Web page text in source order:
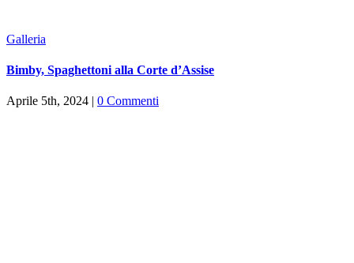
Galleria
Bimby, Spaghettoni alla Corte d’Assise
Aprile 5th, 2024 | 0 Commenti